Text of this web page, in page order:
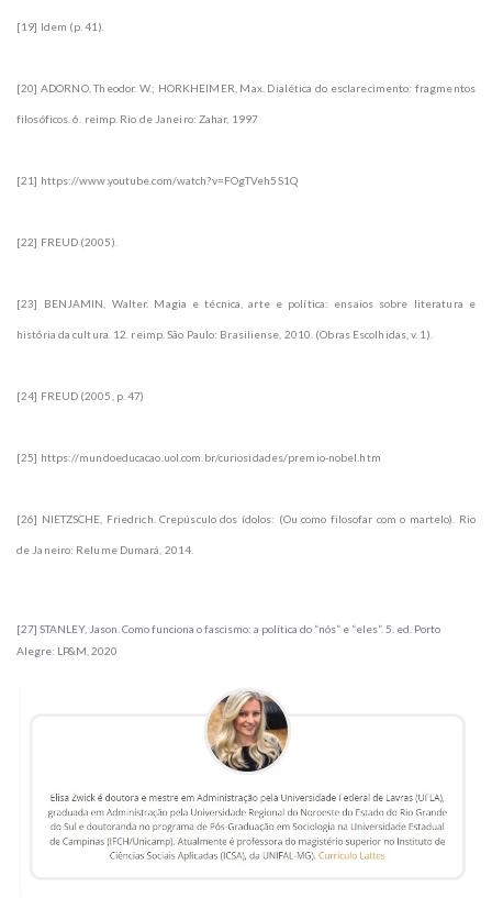
[19] Idem (p. 41).
[20] ADORNO, Theodor. W.; HORKHEIMER, Max. Dialética do esclarecimento: fragmentos
filosóficos. 6. reimp. Rio de Janeiro: Zahar, 1997
[21] https://www.youtube.com/watch?v=FOgTVeh5S1Q
[22] FREUD (2005).
[23] BENJAMIN, Walter. Magia e técnica, arte e política: ensaios sobre literatura e
história da cultura. 12. reimp. São Paulo: Brasiliense, 2010. (Obras Escolhidas, v. 1).
[24] FREUD (2005, p. 47)
[25] https://mundoeducacao.uol.com.br/curiosidades/premio-nobel.htm
[26] NIETZSCHE, Friedrich. Crepúsculo dos ídolos: (Ou como filosofar com o martelo). Rio
de Janeiro: Relume Dumará, 2014.
[27] STANLEY, Jason. Como funciona o fascismo: a política do “nós” e “eles”. 5. ed. Porto
Alegre: LP&M, 2020